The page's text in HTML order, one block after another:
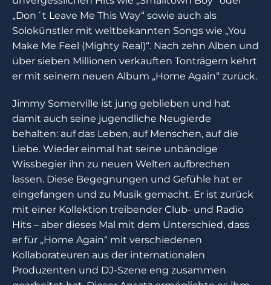
„Don´t Leave Me This Way“ sowie auch als
Solokünstler mit weltbekannten Songs wie „You
Make Me Feel (Mighty Real)“. Nach zehn Alben und
über sieben Millionen verkauften Tonträgern kehrt
er mit seinem neuen Album „Home Again“ zurück.
Jimmy Somerville ist jung geblieben und hat
damit auch seine jugendliche Neugierde
behalten: auf das Leben, auf Menschen, auf die
Liebe. Wieder einmal hat seine unbändige
Wissbegier ihn zu neuen Welten aufbrechen
lassen. Diese Begegnungen und Gefühle hat er
eingefangen und zu Musik gemacht. Er ist zurück
mit einer Kollektion treibender Club- und Radio
Hits – aber dieses Mal mit dem Unterschied, dass
er für „Home Again“ mit verschiedenen
Kollaborateuren aus der internationalen
Produzenten und DJ-Szene eng zusammen